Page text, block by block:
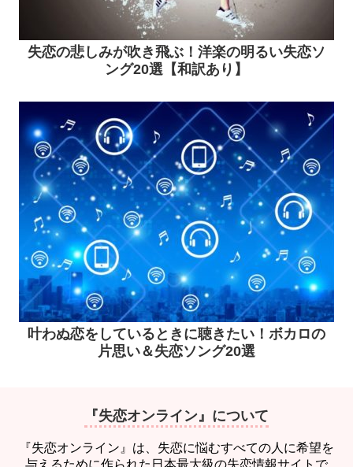
失恋の悲しみが吹き飛ぶ！洋楽の明るい失恋ソ
ング20選【和訳あり】
叶わぬ恋をしているときに聴きたい！ボカロの
片思い＆失恋ソング20選
『失恋オンライン』について
『失恋オンライン』は、失恋に悩むすべての人に希望を